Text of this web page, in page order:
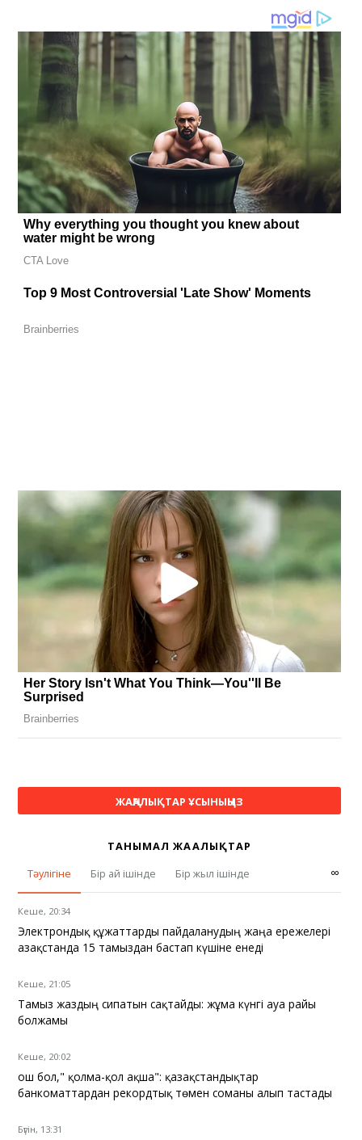
ЖАҢАЛЫҚТАР ҰСЫНЫҢЫЗ
ТАНЫМАЛ ЖАҢАЛЫҚТАР
Тәулігіне
Бір ай ішінде Бір жыл ішінде ∞
Кеше, 20:34
Электрондық құжаттарды пайдаланудың жаңа ережелері
Қазақстанда 15 тамыздан бастап күшіне енеді
Кеше, 21:05
Тамыз жаздың сипатын сақтайды: жұма күнгі ауа райы
болжамы
Кеше, 20:02
Қош бол," қолма-қол ақша": қазақстандықтар
банкоматтардан рекордтық төмен соманы алып тастады
Бүгін, 13:31